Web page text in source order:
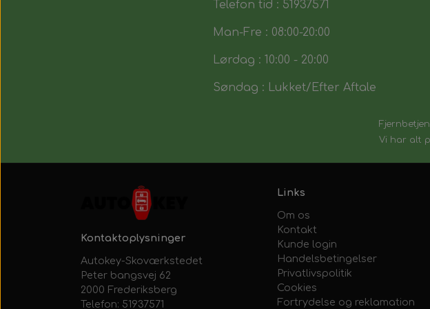
Telefon tid : 51937571
Man-Fre : 08:00-20:00
Lørdag : 10:00 - 20:00
Søndag : Lukket/Efter Aftale
Vi har alt
Kontaktoplysninger
Autokey-Skoværkstedet
Peter bangsvej 62
2000 Frederiksberg
Telefon: 51937571
Links
Om os
Kontakt
Kunde login
Handelsbetingelser
Privatlivspolitik
Cookies
Fortrydelse og reklamation